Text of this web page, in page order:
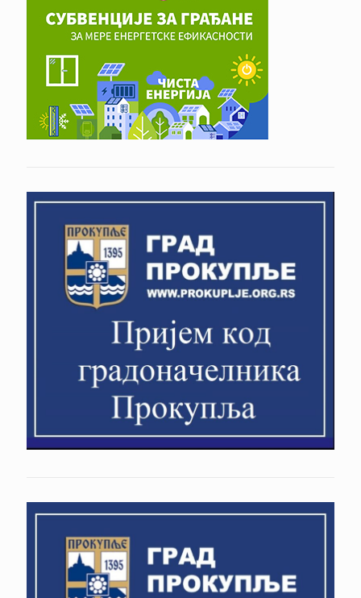
Crveni krst Srbije-Crveni krst Prokuplje
P.U. NEVEN
Turističko sportska organizacija Opštine
Prokuplje